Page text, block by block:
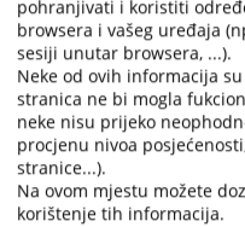
select
a
date.
Press
the
question
mark
key
pohranjivati i koristiti
browsera i vašeg uređaja
sesiji unutar browsera, ...).
Neke od ovih informacija
stranica ne bi mogla
neke nisu prijeko
procjenu nivoa
stranice...).
Na ovom mjestu možete
korištenje tih informacija.